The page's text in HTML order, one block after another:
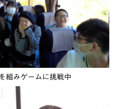
組みゲームに挑戦中